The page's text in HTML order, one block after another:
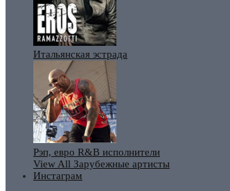
Итальянская эстрада
Рэп, евро R&B исполнители
View All Зарубежные артисты
Инстаграм